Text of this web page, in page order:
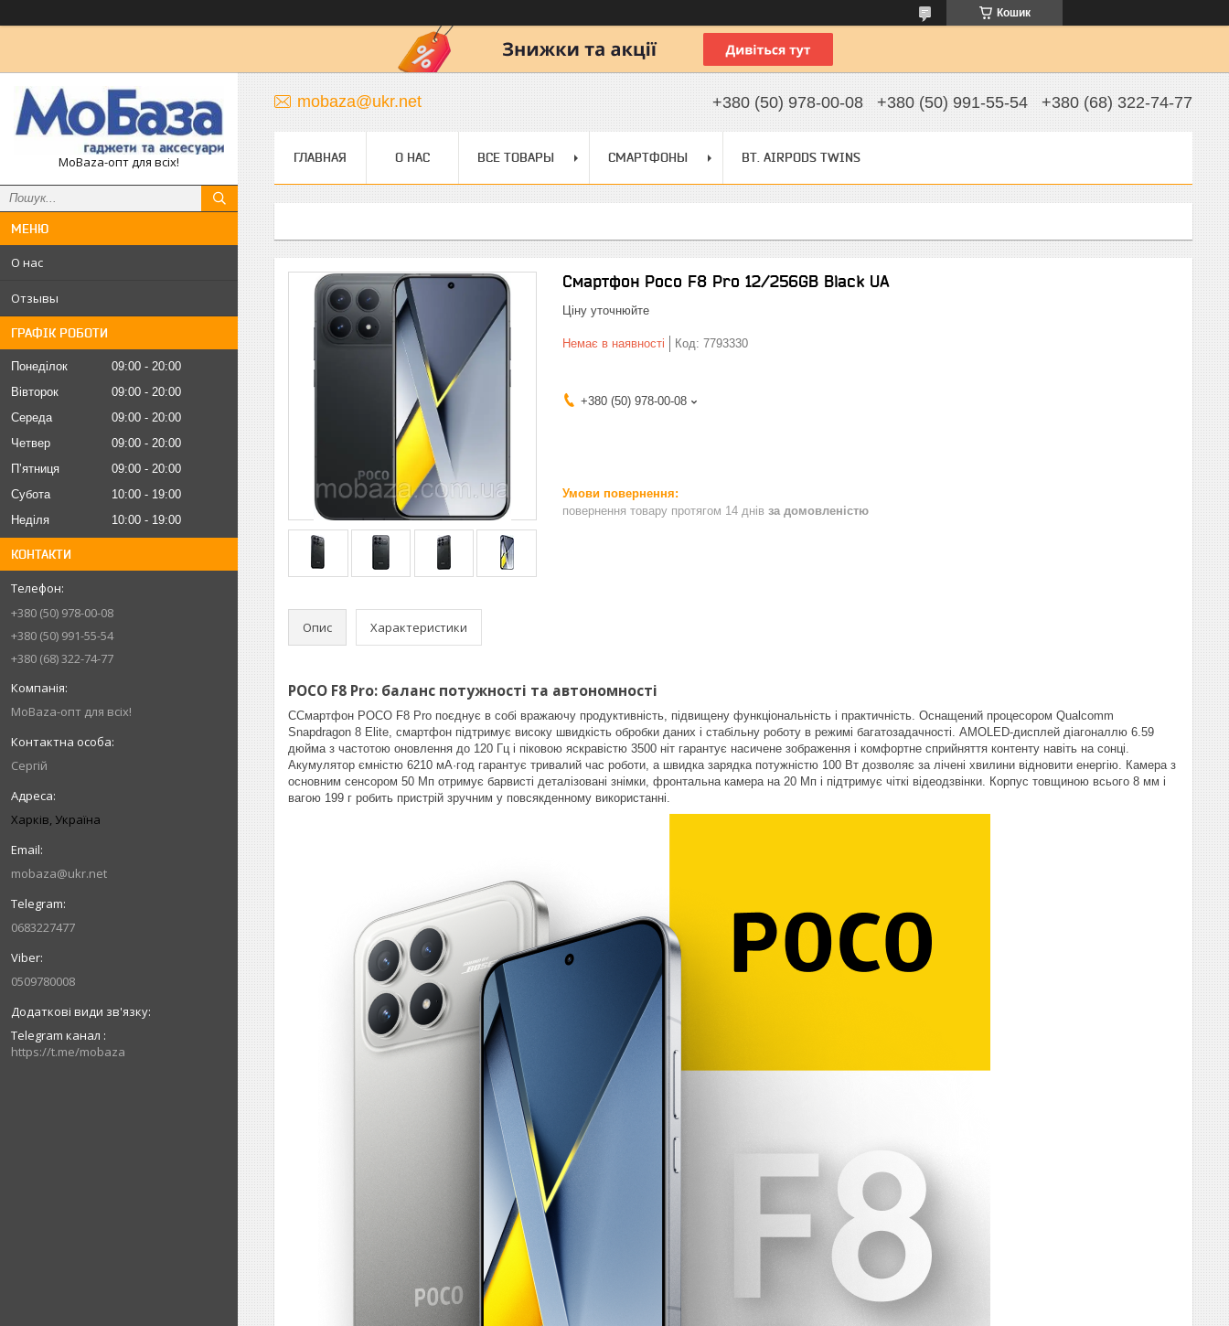
Кошик
MoBaza-опт для всіх!
О нас
Отзывы
ГРАФІК РОБОТИ
Понеділок 09:00
20:00
Вівторок
09:00
20:00
Середа
09:00
20:00
Четвер
09:00
20:00
Пʼятниця
09:00
20:00
Субота
10:00
19:00
Неділя
10:00 19:00
КОНТАКТИ
+380 (50) 978-00-08
+380 (50) 991-55-54
+380 (68) 322-74-77
MoBaza-опт для всіх!
Сергій
Харків, Україна
mobaza@ukr.net
0683227477
0509780008
Telegram канал
https://t.me/mobaza
mobaza@ukr.net +380 (50) 978-00-08 +380 (50) 991-55-54 +380 (68) 322-74-77
ГЛАВНАЯ О НАС ВСЕ ТОВАРЫ СМАРТФОНЫ BT. AIRPODS TWINS
Смартфон Poco F8 Pro 12/256GB Black UA
Ціну уточнюйте
Немає в наявності Код: 7793330
+380 (50) 978-00-08
повернення товару протягом 14 днів за домовленістю
Опис Характеристики
POCO F8 Pro: баланс потужності та автономності
ССмартфон POCO F8 Pro поєднує в собі вражаючу продуктивність, підвищену функціональність і практичність. Оснащений процесором Qualcomm
Snapdragon 8 Elite, смартфон підтримує високу швидкість обробки даних і стабільну роботу в режимі багатозадачності. AMOLED-дисплей діагоналлю 6.59
дюйма з частотою оновлення до 120 Гц і піковою яскравістю 3500 ніт гарантує насичене зображення і комфортне сприйняття контенту навіть на сонці.
Акумулятор ємністю 6210 мА·год гарантує тривалий час роботи, а швидка зарядка потужністю 100 Вт дозволяє за лічені хвилини відновити енергію. Камера з
основним сенсором 50 Мп отримує барвисті деталізовані знімки, фронтальна камера на 20 Мп і підтримує чіткі відеодзвінки. Корпус товщиною всього 8 мм і
вагою 199 г робить пристрій зручним у повсякденному використанні.